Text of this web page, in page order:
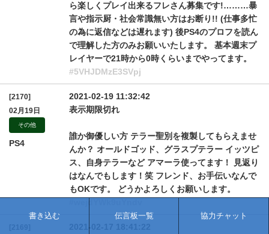
ら楽しくプレイ出来るフレさん募集です!………暴
言や指示厨・社会常識無い方はお断り!! (仕事多忙
の為に返信などは遅れます) 後PS4のプロフを読ん
で理解した方のみお願いいたします。 基本週末プ
レイヤーで21時から0時くらいまでやってます。
#5VHJDMzE3SVpj
[2170]
02月19日
その他
PS4
2021-02-19 11:32:42
表示期限切れ
誰か御優しい方 テラー聖別を複製してもらえませ
んか？ オールドゴッド、グラスプテラー イッツピ
ス、自身テラーなど アマーラ使ってます！ 見返り
はなんでもします！笑 フレンド、お手伝いなんで
もOKです。 どうかよろしくお願いします。
書き込む 伝言板一覧 協力チャット